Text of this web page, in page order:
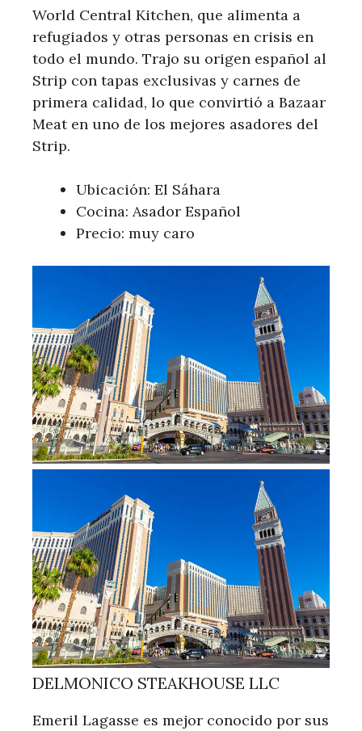
World Central Kitchen, que alimenta a
refugiados y otras personas en crisis en
todo el mundo. Trajo su origen español al
Strip con tapas exclusivas y carnes de
primera calidad, lo que convirtió a Bazaar
Meat en uno de los mejores asadores del
Strip.
Ubicación: El Sáhara
Cocina: Asador Español
Precio: muy caro
DELMONICO STEAKHOUSE LLC
Emeril Lagasse es mejor conocido por sus